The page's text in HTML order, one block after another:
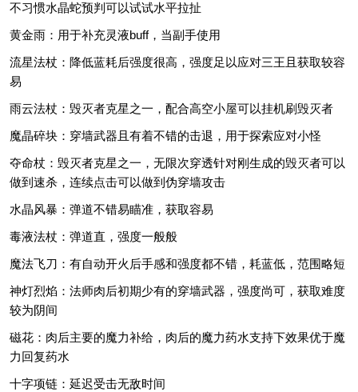
不习惯水晶蛇预判可以试试水平拉扯
黄金雨：用于补充灵液buff，当副手使用
流星法杖：降低蓝耗后强度很高，强度足以应对三王且获取较容
易
雨云法杖：毁灭者克星之一，配合高空小屋可以挂机刷毁灭者
魔晶碎块：穿墙武器且有着不错的击退，用于探索应对小怪
夺命杖：毁灭者克星之一，无限次穿透针对刚生成的毁灭者可以
做到速杀，连续点击可以做到伪穿墙攻击
水晶风暴：弹道不错易瞄准，获取容易
毒液法杖：弹道直，强度一般般
魔法飞刀：有自动开火后手感和强度都不错，耗蓝低，范围略短
神灯烈焰：法师肉后初期少有的穿墙武器，强度尚可，获取难度
较为阴间
磁花：肉后主要的魔力补给，肉后的魔力药水支持下效果优于魔
力回复药水
十字项链：延迟受击无敌时间